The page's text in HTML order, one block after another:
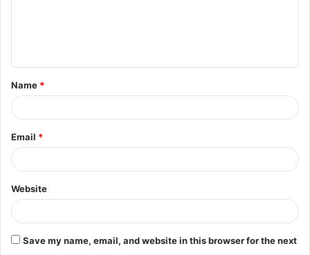
t
*
Name *
Email *
Website
Save my name, email, and website in this browser for the next